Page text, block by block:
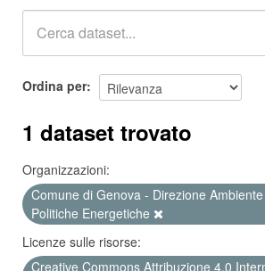
Ordina per
1 dataset trovato
Organizzazioni:
Comune di Genova - Direzione
Politiche Energetiche
Licenze sulle risorse:
Creative Commons Attribuzione 4.0